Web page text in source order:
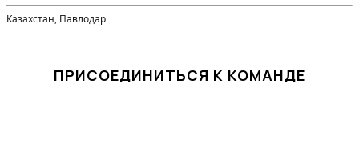
Казахстан, Павлодар
ПРИСОЕДИНИТЬСЯ К КОМАНДЕ